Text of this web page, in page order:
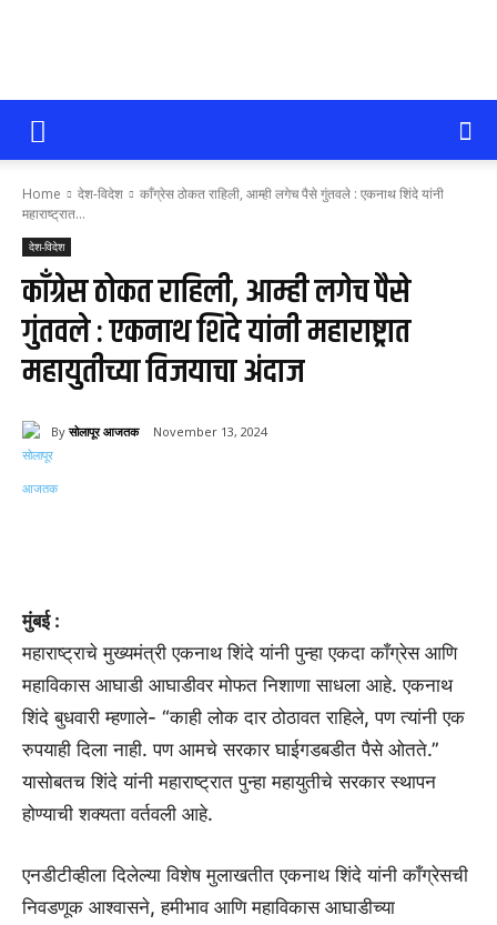
सोलापूर
आजतक
Home देश-विदेश
काँग्रेस ठोकत राहिली, आम्ही लगेच पैसे गुंतवले : एकनाथ शिंदे यांनी
महाराष्ट्रात...
देश-विदेश
काँग्रेस ठोकत राहिली, आम्ही लगेच पैसे
गुंतवले : एकनाथ शिंदे यांनी महाराष्ट्रात
महायुतीच्या विजयाचा अंदाज
By सोलापूर आजतक November 13, 2024
मुंबई :
महाराष्ट्राचे मुख्यमंत्री एकनाथ शिंदे यांनी पुन्हा एकदा काँग्रेस आणि
महाविकास आघाडी आघाडीवर मोफत निशाणा साधला आहे. एकनाथ
शिंदे बुधवारी म्हणाले- “काही लोक दार ठोठावत राहिले, पण त्यांनी एक
रुपयाही दिला नाही. पण आमचे सरकार घाईगडबडीत पैसे ओतते.”
यासोबतच शिंदे यांनी महाराष्ट्रात पुन्हा महायुतीचे सरकार स्थापन
होण्याची शक्यता वर्तवली आहे.
एनडीटीव्हीला दिलेल्या विशेष मुलाखतीत एकनाथ शिंदे यांनी काँग्रेसची
निवडणूक आश्वासने, हमीभाव आणि महाविकास आघाडीच्या